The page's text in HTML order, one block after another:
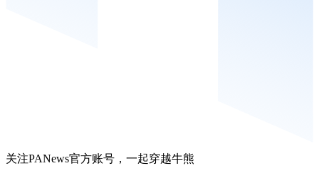
关注PANews官方账号，一起穿越牛熊